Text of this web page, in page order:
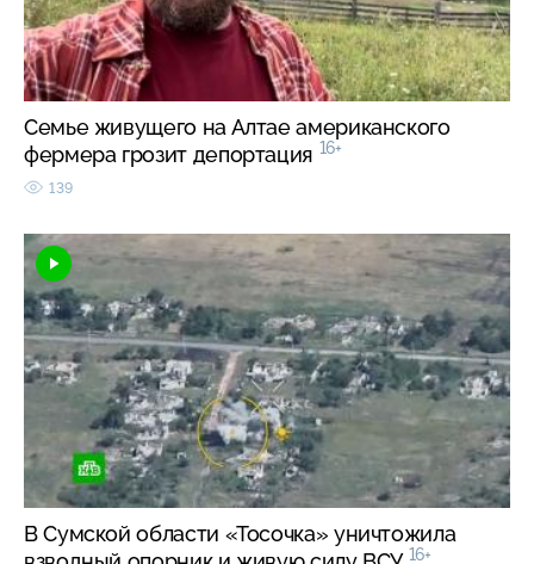
Семье живущего на Алтае американского
фермера грозит депортация 16+
139
В Сумской области «Тосочка» уничтожила
16+